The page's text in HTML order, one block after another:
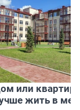
или
жить в